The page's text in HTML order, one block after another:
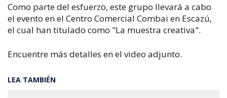
Como parte del esfuerzo, este grupo llevará a cabo
el evento en el Centro Comercial Combai en Escazú,
el cual han titulado como "La muestra creativa".
Encuentre más detalles en el video adjunto.
LEA TAMBIÉN